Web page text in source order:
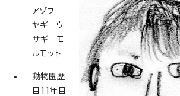
アゾウ
ヤギ ウ
サギ モ
ルモット
動物園歴
目11年目